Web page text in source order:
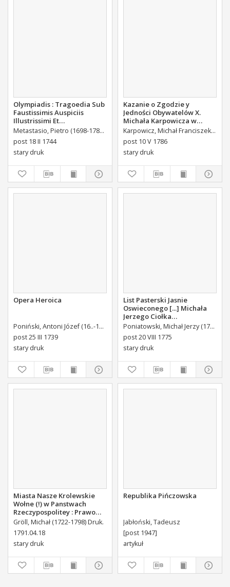
Olympiadis : Tragoedia Sub
Faustissimis Auspiciis
Illustrissimi Et
Eccellentissimi Comitis De
Brühl Liberi Baronis de
Forste & de Pfoerthen [...]
Metastasio, Pietro (1698-1782) Portalupi, Antoni Maria (1713-1791) Tł.
post 18 II 1744
stary druk
Kazanie o Zgodzie y
Jedności Obywatelów X.
Michała Karpowicza w
Uroczystosc Imienin [...]
Stanisława Augusta Krola
Miane [...].
Karpowicz, Michał Franciszek (1744-1803)
post 10 V 1786
stary druk
Opera Heroica
Poniński, Antoni Józef (16..-1742). Królikiewicz, Jan Maksymilian. Wyd.
post 25 III 1739
stary druk
List Pasterski Jasnie
Oswieconego [...] Michała
Jerzego Ciołka
Poniatowskiego Biskupa
Płockiego Xiązęcia
Pułtuskiego [...] Do Oboyga
Stanu Tak Duchownego,
Swoiey Roku Panskiego
1775 [...] Wydany.
Poniatowski, Michał Jerzy (1736-1794)
post 20 VIII 1775
stary druk
Miasta Nasze Krolewskie
Wołne (!) w Panstwach
Rzeczypospolitey : Prawo
uchwalone Dnia 18.
kwietnia 1791.
Gröll, Michał (1722-1798) Druk.
1791.04.18
stary druk
Republika Pińczowska
Jabłoński, Tadeusz
[post 1947]
artykuł